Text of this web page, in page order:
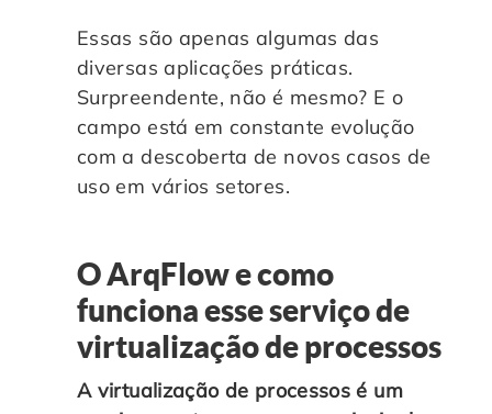
Essas são apenas algumas das
diversas aplicações práticas.
Surpreendente, não é mesmo? E o
campo está em constante evolução
com a descoberta de novos casos de
uso em vários setores.
O ArqFlow e como
funciona esse serviço de
virtualização de processos
A virtualização de processos é um